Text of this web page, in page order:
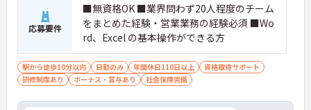
応募要件
■無資格OK ■業界問わず20人程度のチーム
をまとめた経験・営業業務の経験必須 ■Wo
rd、Excel の基本操作ができる方
駅から徒歩10分以内 日勤のみ 年間休日110日以上
資格取得サポート
研修制度あり
ボーナス・賞与あり 社会保険完備